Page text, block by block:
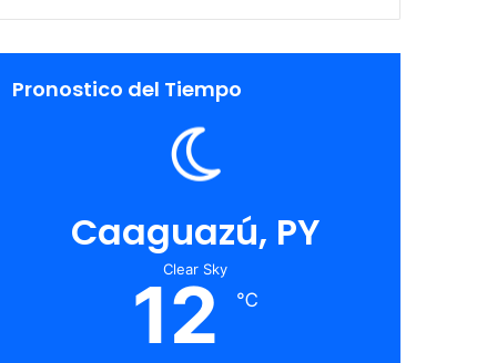
Pronostico del Tiempo
Caaguazú, PY
Clear Sky
12 ℃